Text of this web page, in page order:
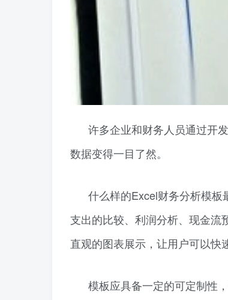
许多企业和财务人员通过开
数据变得一目了然。
什么样的Excel财务分析模
支出的比较、利润分析、现金流
直观的图表展示，让用户可以快
模板应具备一定的可定制性